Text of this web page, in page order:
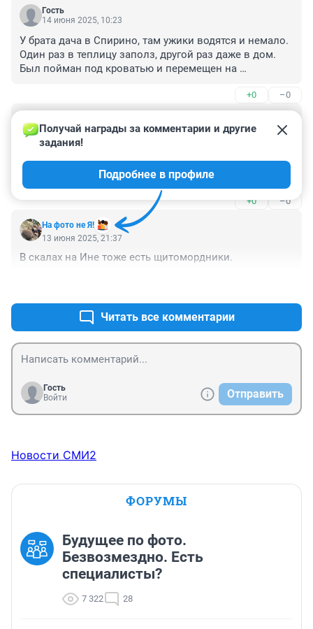
Гость
14 июня 2025, 10:23
У брата дача в Спирино, там ужики водятся и немало.
Один раз в теплицу заполз, другой раз даже в дом.
Был пойман под кроватью и перемещен на
+0 –0
14 июня 2025, 09:40
Нина Раневская, созданная ИИ, наконец-то
рассказала, где обитают её коллеги и как от них
+0 –0
На фото не Я!
Получай награды за комментарии и другие
задания!
Подробнее в профиле
13 июня 2025, 21:37
В скалах на Ине тоже есть щитомордники.
Читать все комментарии
Гость
Войти
Отправить
Новости СМИ2
ФОРУМЫ
Будущее по фото.
Безвозмездно. Есть
специалисты?
7 322 28